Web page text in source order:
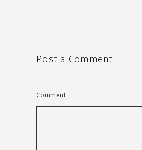
Post a Comment
Comment